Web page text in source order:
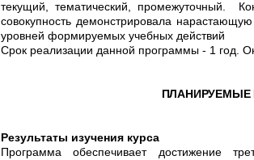
текущий, тематический, промежуточный.
совокупность демонстрировала
уровней формируемых учебных действий
Срок реализации данной программы - 1
ПЛАНИРУЕМЫЕ
Результаты изучения курса
Программа обеспечивает достижение